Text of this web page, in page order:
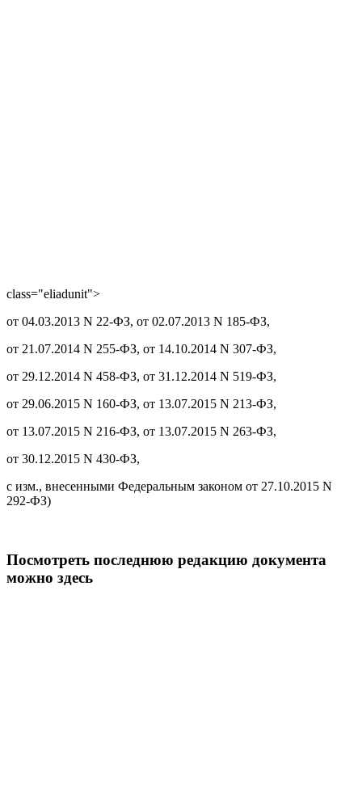
class="eliadunit">
от 04.03.2013 N 22-ФЗ, от 02.07.2013 N 185-ФЗ,
от 21.07.2014 N 255-ФЗ, от 14.10.2014 N 307-ФЗ,
от 29.12.2014 N 458-ФЗ, от 31.12.2014 N 519-ФЗ,
от 29.06.2015 N 160-ФЗ, от 13.07.2015 N 213-ФЗ,
от 13.07.2015 N 216-ФЗ, от 13.07.2015 N 263-ФЗ,
от 30.12.2015 N 430-ФЗ,
с изм., внесенными Федеральным законом от 27.10.2015 N
292-ФЗ)
Посмотреть последнюю редакцию документа
можно здесь